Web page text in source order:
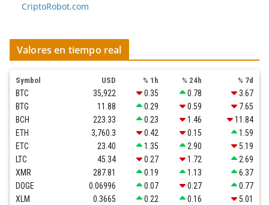
CriptoRobot.com
Valores en tiempo real
Symbol USD % 1h % 24h % 7d
BTC 35,922 0.35 0.78
3.67
BTG
11.88 0.29 0.59
7.65
BCH
223.33 0.23 1.46
11.84
ETH
3,760.3 0.42 0.15
1.59
ETC
23.40 1.35 2.90
5.19
LTC
45.34 0.27 1.72
2.69
XMR
287.81 0.19 1.13
6.37
DOGE
0.06996 0.07 0.27
0.77
XLM
0.3665 0.22 0.16
5.01